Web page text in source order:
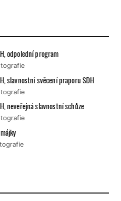
odpolední program
slavnostní svěcení praporu SDH
neveřejná slavnostní schůze